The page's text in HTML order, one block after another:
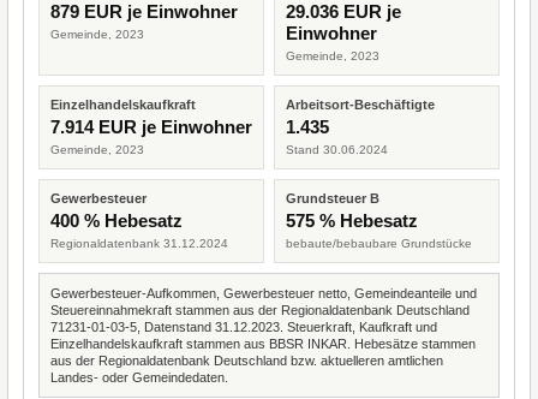
879 EUR je Einwohner
Gemeinde, 2023
29.036 EUR je
Einwohner
Gemeinde, 2023
Einzelhandelskaufkraft
7.914 EUR je Einwohner
Gemeinde, 2023
Arbeitsort-Beschäftigte
1.435
Stand 30.06.2024
Gewerbesteuer
400 % Hebesatz
Regionaldatenbank 31.12.2024
Grundsteuer B
575 % Hebesatz
bebaute/bebaubare Grundstücke
Gewerbesteuer-Aufkommen, Gewerbesteuer netto, Gemeindeanteile und
Steuereinnahmekraft stammen aus der Regionaldatenbank Deutschland
71231-01-03-5, Datenstand 31.12.2023. Steuerkraft, Kaufkraft und
Einzelhandelskaufkraft stammen aus BBSR INKAR. Hebesätze stammen
aus der Regionaldatenbank Deutschland bzw. aktuelleren amtlichen
Landes- oder Gemeindedaten.